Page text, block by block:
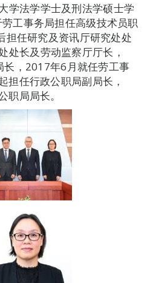
学法学学士及刑法学硕士学
工事务局担任高级技术员职
任研究及资讯厅研究处处
处长及劳动监察厅厅长，
，2017年6月就任劳工事
担任行政公职局副局长，
局局长。